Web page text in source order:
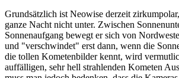
Grundsätzlich ist Neowise derzeit
ganze Nacht nicht unter. Zwischen
Sonnenaufgang bewegt er sich von
und "verschwindet" erst dann, wenn die
die tollen Kometenbilder kennt, wird
auffälligen, sehr hell strahlenden Kometen